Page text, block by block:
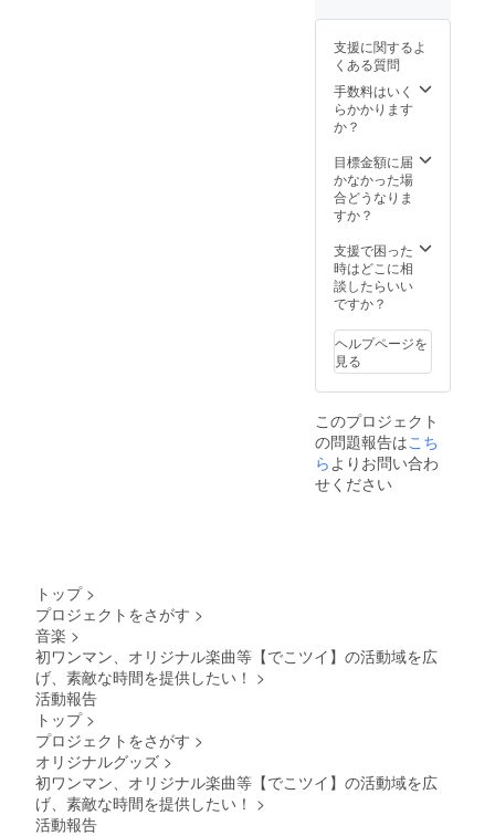
限定書
き下ろ
し
BL(R18
)台本 ・
CF限定
BL(R18
)音声 ・
でこツ
お話出
来る券
(1回限
り15分)
コーラ
or ちぐ
さ個人
アク
キー&ア
クスタ
入り
支援に関するよ
くある質問
手数料はいく
らかかります
か？
目標金額に届
かなかった場
合どうなりま
すか？
支援で困った
時はどこに相
談したらいい
ですか？
ヘルプページを
見る
このプロジェクト
の問題報告はこち
ら よりお問い合わ
せください
トップ >
プロジェクトをさがす >
音楽 >
初ワンマン、オリジナル楽曲等【でこツイ】の活動域を広
げ、素敵な時間を提供したい！ >
活動報告
トップ >
プロジェクトをさがす >
オリジナルグッズ >
初ワンマン、オリジナル楽曲等【でこツイ】の活動域を広
げ、素敵な時間を提供したい！ >
活動報告